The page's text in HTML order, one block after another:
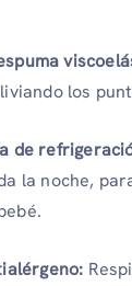
los
de
la noche,